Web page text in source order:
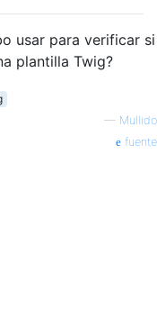
usar para verificar si
plantilla Twig?
— Mullido
fuente